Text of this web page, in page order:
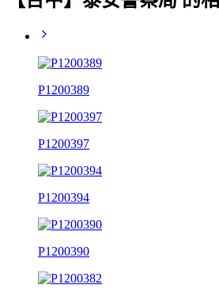
P1200389
P1200397
P1200394
P1200390